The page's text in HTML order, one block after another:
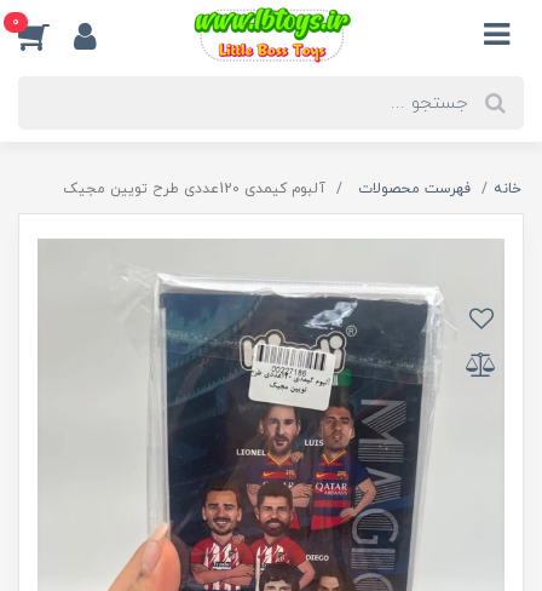
0
خانه فهرست محصولات آلبوم کیمدی 120عددی طرح تویین مجیک